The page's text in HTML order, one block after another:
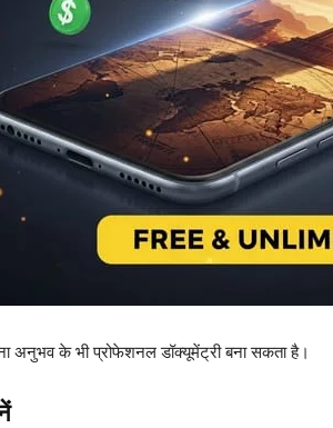
अनुभव के भी प्रोफेशनल डॉक्यूमेंट्री बना सकता है।